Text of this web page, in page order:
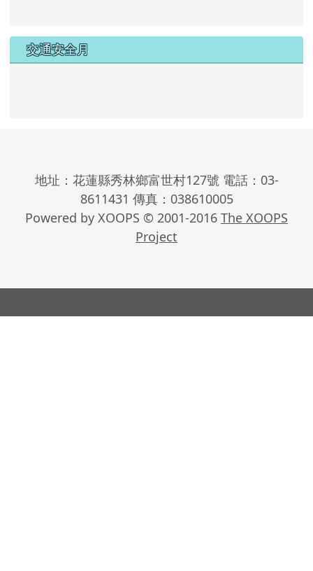
交通安全月
地址：花蓮縣秀林鄉富世村127號 電話：03-
8611431 傳真：038610005
Powered by XOOPS © 2001-2016 The XOOPS
Project